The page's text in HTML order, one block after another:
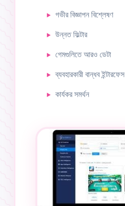
গভীর বিজ্ঞাপন বিশ্লেষণ
উন্নত ফিল্টার
গেমগুলিতে আরও ডেটা
ব্যবহারকারী বান্ধব ইন্টারফেস
কার্যকর সমর্থন